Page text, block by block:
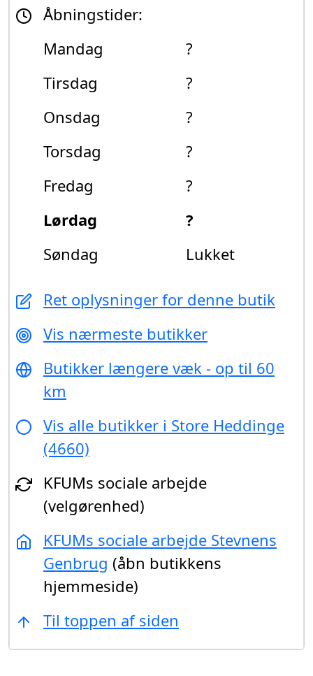
Åbningstider:
Mandag
?
Tirsdag
?
Onsdag
?
Torsdag
?
Fredag
?
Lørdag
?
Søndag
Lukket
Ret oplysninger for denne butik
Vis nærmeste butikker
Butikker længere væk - op til 60
km
Vis alle butikker i Store Heddinge
(4660)
KFUMs sociale arbejde
(velgørenhed)
KFUMs sociale arbejde Stevnens
Genbrug (åbn butikkens
hjemmeside)
Til toppen af siden